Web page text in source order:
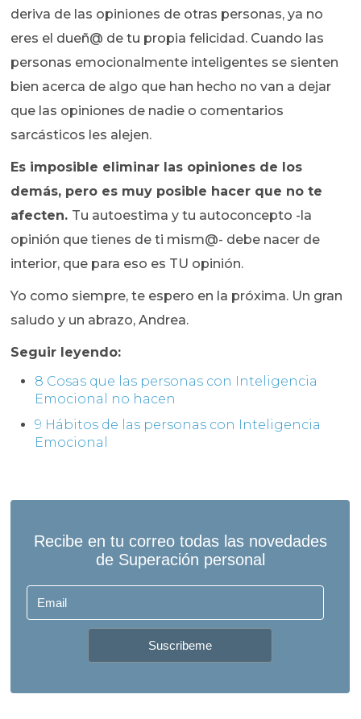
deriva de las opiniones de otras personas, ya no
eres el dueñ@ de tu propia felicidad. Cuando las
personas emocionalmente inteligentes se sienten
bien acerca de algo que han hecho no van a dejar
que las opiniones de nadie o comentarios
sarcásticos les alejen.
Es imposible eliminar las opiniones de los
demás, pero es muy posible hacer que no te
afecten. Tu autoestima y tu autoconcepto -la
opinión que tienes de ti mism@- debe nacer de
interior, que para eso es TU opinión.
Yo como siempre, te espero en la próxima. Un gran
saludo y un abrazo, Andrea.
Seguir leyendo:
8 Cosas que las personas con Inteligencia
Emocional no hacen
9 Hábitos de las personas con Inteligencia
Emocional